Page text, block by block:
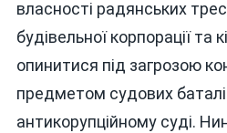
власності радянських
будівельної корпорації та
опинитися під загрозою
предметом судових
антикорупційному суді.